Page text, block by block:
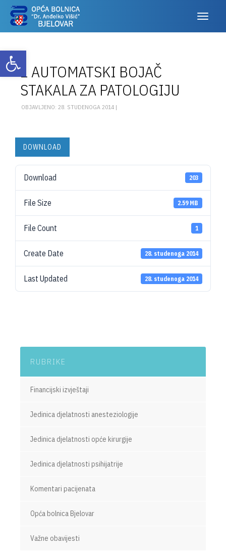
Otvori alatnu traku
1 AUTOMATSKI BOJAČ
STAKALA ZA PATOLOGIJU
OBJAVLJENO: 28. STUDENOGA 2014 |
DOWNLOAD
Download 203
File Size 2.59 MB
File Count 1
Create Date 28. studenoga 2014
Last Updated 28. studenoga 2014
RUBRIKE
Financijski izvještaji
Jedinica djelatnosti anesteziologije
Jedinica djelatnosti opće kirurgije
Jedinica djelatnosti psihijatrije
Komentari pacijenata
Opća bolnica Bjelovar
Važne obavijesti